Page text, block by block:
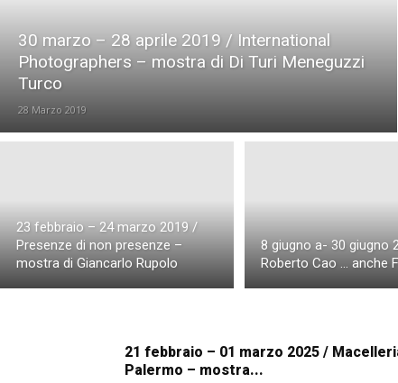
30 marzo – 28 aprile 2019 / International
Photographers – mostra di Di Turi Meneguzzi
Turco
28 Marzo 2019
23 febbraio – 24 marzo 2019 /
Presenze di non presenze –
mostra di Giancarlo Rupolo
8 giugno a- 30 giugno
Roberto Cao … anche
21 febbraio – 01 marzo 2025 /
Palermo – mostra...